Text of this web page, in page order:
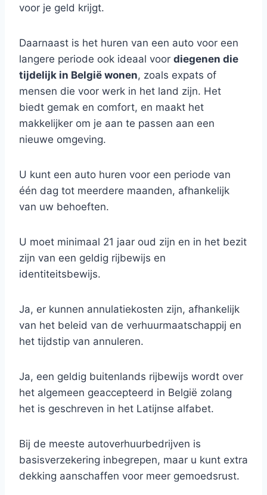
voor je geld krijgt.
Daarnaast is het huren van een auto voor een
langere periode ook ideaal voor diegenen die
tijdelijk in België wonen, zoals expats of
mensen die voor werk in het land zijn. Het
biedt gemak en comfort, en maakt het
makkelijker om je aan te passen aan een
nieuwe omgeving.
U kunt een auto huren voor een periode van
één dag tot meerdere maanden, afhankelijk
van uw behoeften.
U moet minimaal 21 jaar oud zijn en in het bezit
zijn van een geldig rijbewijs en
identiteitsbewijs.
Ja, er kunnen annulatiekosten zijn, afhankelijk
van het beleid van de verhuurmaatschappij en
het tijdstip van annuleren.
Ja, een geldig buitenlands rijbewijs wordt over
het algemeen geaccepteerd in België zolang
het is geschreven in het Latijnse alfabet.
Bij de meeste autoverhuurbedrijven is
basisverzekering inbegrepen, maar u kunt extra
dekking aanschaffen voor meer gemoedsrust.